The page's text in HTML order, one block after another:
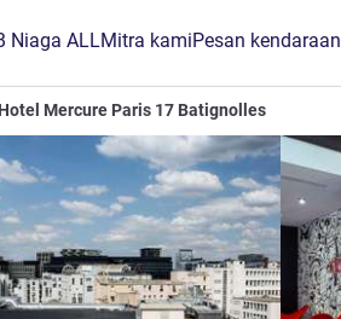
Niaga ALLMitra kamiPesan kendaraan
Hotel Mercure Paris 17 Batignolles